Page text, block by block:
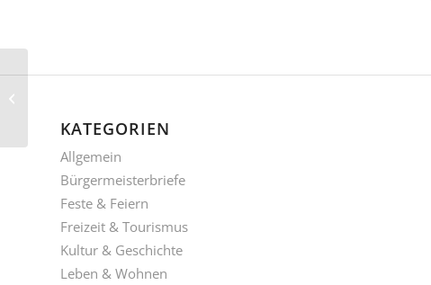
KATEGORIEN
Allgemein
Bürgermeisterbriefe
Feste & Feiern
Freizeit & Tourismus
Kultur & Geschichte
Leben & Wohnen